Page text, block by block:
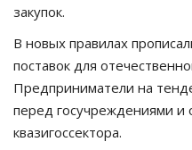
закупок.
В новых правилах
поставок для
Предприниматели на
перед госучреждениями и
квазигоссектора.